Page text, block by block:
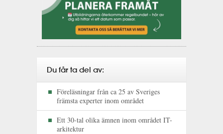
Du får ta del av:
Föreläsningar från ca 25 av Sveriges
främsta experter inom området
Ett 30-tal olika ämnen inom området IT-
arkitektur